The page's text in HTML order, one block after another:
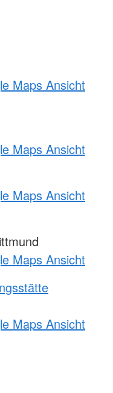
Maps Ansicht
Maps Ansicht
Maps Ansicht
Maps Ansicht
Maps Ansicht